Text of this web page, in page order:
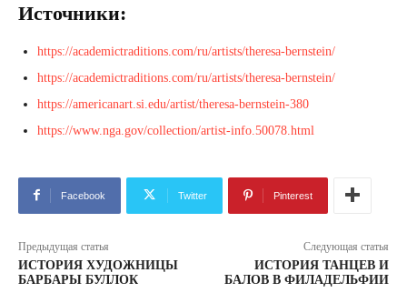
Источники:
https://academictraditions.com/ru/artists/theresa-bernstein/
https://academictraditions.com/ru/artists/theresa-bernstein/
https://americanart.si.edu/artist/theresa-bernstein-380
https://www.nga.gov/collection/artist-info.50078.html
Facebook Twitter Pinterest
Предыдущая статья
ИСТОРИЯ ХУДОЖНИЦЫ
БАРБАРЫ БУЛЛОК
Следующая статья
ИСТОРИЯ ТАНЦЕВ И
БАЛОВ В ФИЛАДЕЛЬФИИ